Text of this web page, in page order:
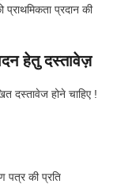
प्राथमिकता प्रदान की
हेतु दस्तावेज़
दस्तावेज होने चाहिए !
पत्र की प्रति